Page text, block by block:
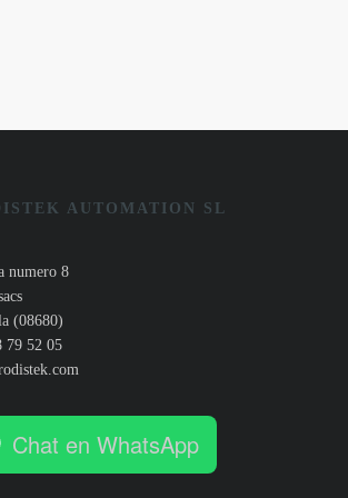
AUTOMATION SL
numero 8
(08680)
79 52 05
Chat en WhatsApp